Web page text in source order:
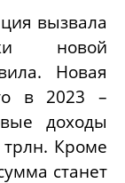
вызвала
новой
Новая
в 2023 –
доходы
трлн. Кроме
станет